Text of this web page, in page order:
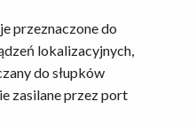
przeznaczone do
lokalizacyjnych,
do słupków
zasilane przez port